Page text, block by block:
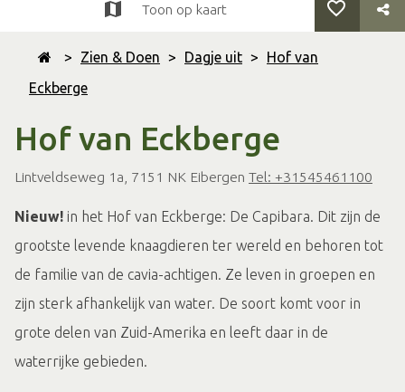
> Zien & Doen > Dagje uit >
Hof van
Eckberge
Hof van Eckberge
Lintveldseweg 1a, 7151 NK Eibergen Tel: +31545461100
Toon op kaart
Nieuw! in het Hof van Eckberge: De Capibara. Dit zijn de
grootste levende knaagdieren ter wereld en behoren tot
de familie van de cavia-achtigen. Ze leven in groepen en
zijn sterk afhankelijk van water. De soort komt voor in
grote delen van Zuid-Amerika en leeft daar in de
waterrijke gebieden.